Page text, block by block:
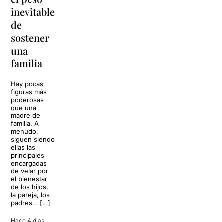
inevitable
de
sostener
una
familia
Hay pocas
figuras más
poderosas
que una
madre de
familia. A
menudo,
siguen siendo
ellas las
principales
encargadas
de velar por
el bienestar
de los hijos,
la pareja, los
padres… […]
Hace 4 dias